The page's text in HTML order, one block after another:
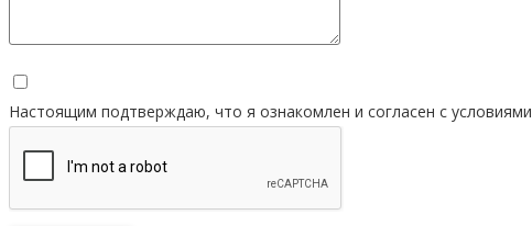
Настоящим подтверждаю, что я ознакомлен и согласен с условиями